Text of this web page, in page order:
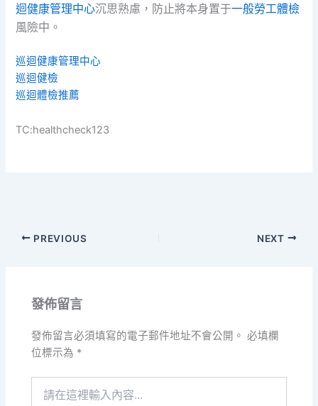
迴健康管理中心沉思熟慮 ，防止將本身置于一般勞工體檢
風險中 。
巡迴健康管理中心
巡迴健檢
巡迴體檢推薦
TC:healthcheck123
PREVIOUS NEXT
發佈留言
發佈留言必須填寫的電子郵件地址不會公開。 必填欄
位標示為 *